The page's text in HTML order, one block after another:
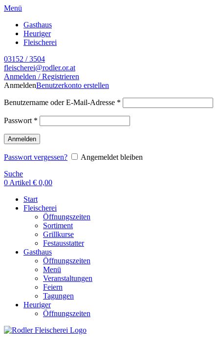
Menü
Gasthaus
Heuriger
Fleischerei
03152 / 3504
fleischerei@rodler.or.at
Anmelden / Registrieren
AnmeldenBenutzerkonto erstellen
Benutzername oder E-Mail-Adresse *
Passwort *
Anmelden
Passwort vergessen?
Angemeldet bleiben
Suche
0 Artikel € 0,00
Start
Fleischerei
Öffnungszeiten
Sortiment
Grillkurse
Festausstatter
Gasthaus
Öffnungszeiten
Menü
Veranstaltungen
Feiern
Tagungen
Heuriger
Öffnungszeiten